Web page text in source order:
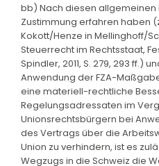
bb) Nach diesen allgemeinen
Zustimmung erfahren haben
Kokott/Henze in Mellinghoff/
Steuerrecht im Rechtsstaat,
Spindler, 2011, S. 279, 293 ff.)
Anwendung der FZA-
eine materiell-rechtliche
Regelungsadressaten im
Unionsrechtsbürgern bei
des Vertrags über die
Union zu verhindern, ist es
Wegzugs in die Schweiz die